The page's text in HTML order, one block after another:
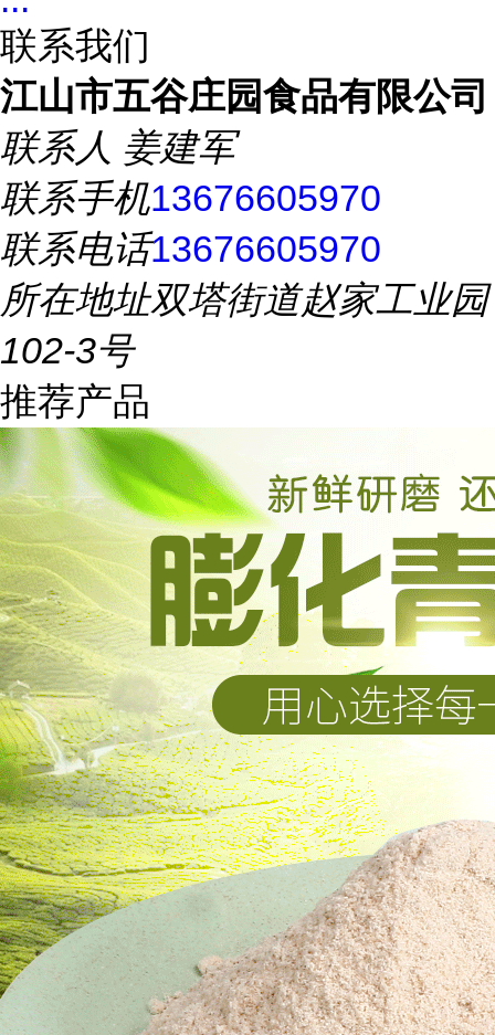
联系我们
江山市五谷庄园食品有限公司
联系人 姜建军
联系手机13676605970
联系电话13676605970
所在地址双塔街道赵家工业园
102-3号
推荐产品